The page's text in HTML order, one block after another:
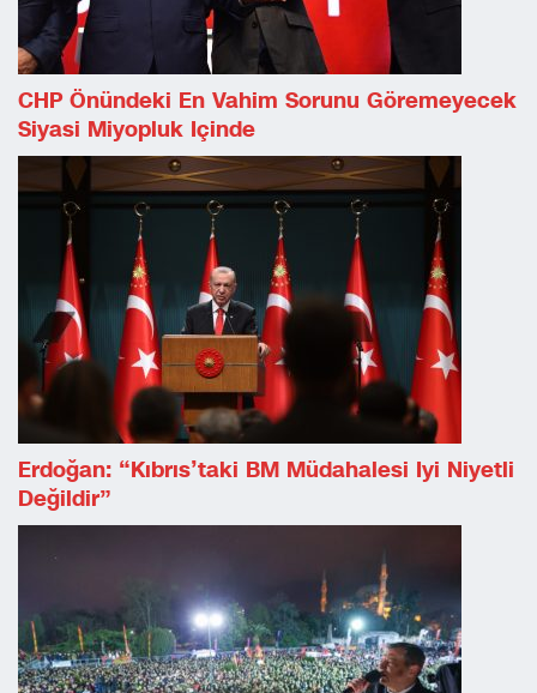
CHP Önündeki En Vahim Sorunu Göremeyecek
Siyasi Miyopluk Içinde
Erdoğan: “Kıbrıs’taki BM Müdahalesi Iyi Niyetli
Değildir”